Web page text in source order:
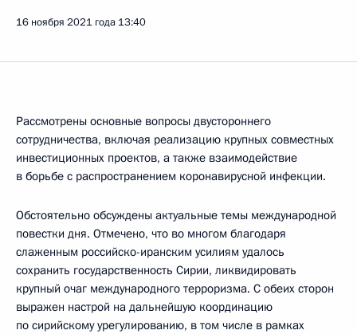
16 ноября 2021 года 13:40
Рассмотрены основные вопросы двустороннего
сотрудничества, включая реализацию крупных совместных
инвестиционных проектов, а также взаимодействие
в борьбе с распространением коронавирусной инфекции.
Обстоятельно обсуждены актуальные темы международной
повестки дня. Отмечено, что во многом благодаря
слаженным российско-иранским усилиям удалось
сохранить государственность Сирии, ликвидировать
крупный очаг международного терроризма. С обеих сторон
выражен настрой на дальнейшую координацию
по сирийскому урегулированию, в том числе в рамках